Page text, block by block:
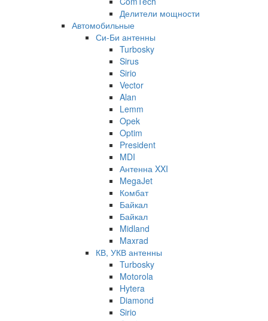
Делители мощности
Автомобильные
Си-Би антенны
Turbosky
Sirus
Sirio
Vector
Alan
Lemm
Opek
Optim
President
MDI
Антенна XXI
MegaJet
Комбат
Байкал
Байкал
Midland
Maxrad
КВ, УКВ антенны
Turbosky
Motorola
Hytera
Diamond
Sirio